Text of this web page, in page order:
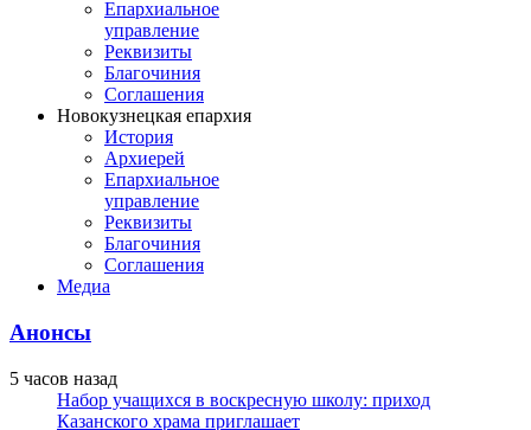
Епархиальное
управление
Реквизиты
Благочиния
Соглашения
Новокузнецкая епархия
История
Архиерей
Епархиальное
управление
Реквизиты
Благочиния
Соглашения
Медиа
Анонсы
5 часов назад
Набор учащихся в воскресную школу: приход
Казанского храма приглашает